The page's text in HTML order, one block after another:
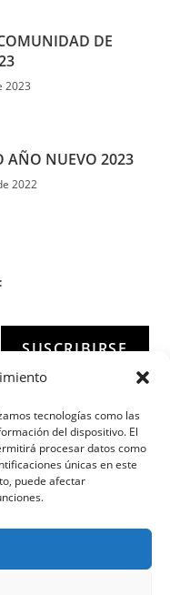
tecnologías como las
del dispositivo. El
procesar datos como
únicas en este
puede afectar
DE
2023
AÑO NUEVO 2023
2022
SUSCRIBIRSE